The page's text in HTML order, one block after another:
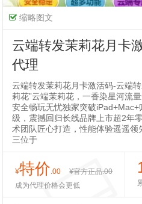
缩略图文
云端转发茉莉花月卡
代理
云端转发茉莉花月卡激活码-云端
莉花”云端茉莉花，一香染星河流
安全畅玩无忧独家突破
级，震撼回归长线品牌上市超2年
术团队匠心打造，性能体验遥遥
三位于
¥特价.00 ¥官方正品.00
成为代理价格会更低